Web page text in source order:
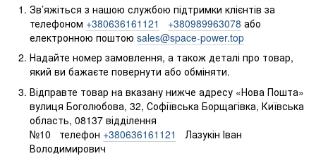
Зв’яжіться з нашою службою підтримки клієнтів за
телефоном +380636161121 +380989963078 або
електронною поштою sales@space-power.top
Надайте номер замовлення, а також деталі про товар,
який ви бажаєте повернути або обміняти.
Відправте товар на вказану нижче адресу «Нова Пошта»
вулиця Боголюбова, 32, Софіївська Борщагівка, Київська
область, 08137 відділення
№10 телефон +380636161121
Лазукін Іван
Володимирович